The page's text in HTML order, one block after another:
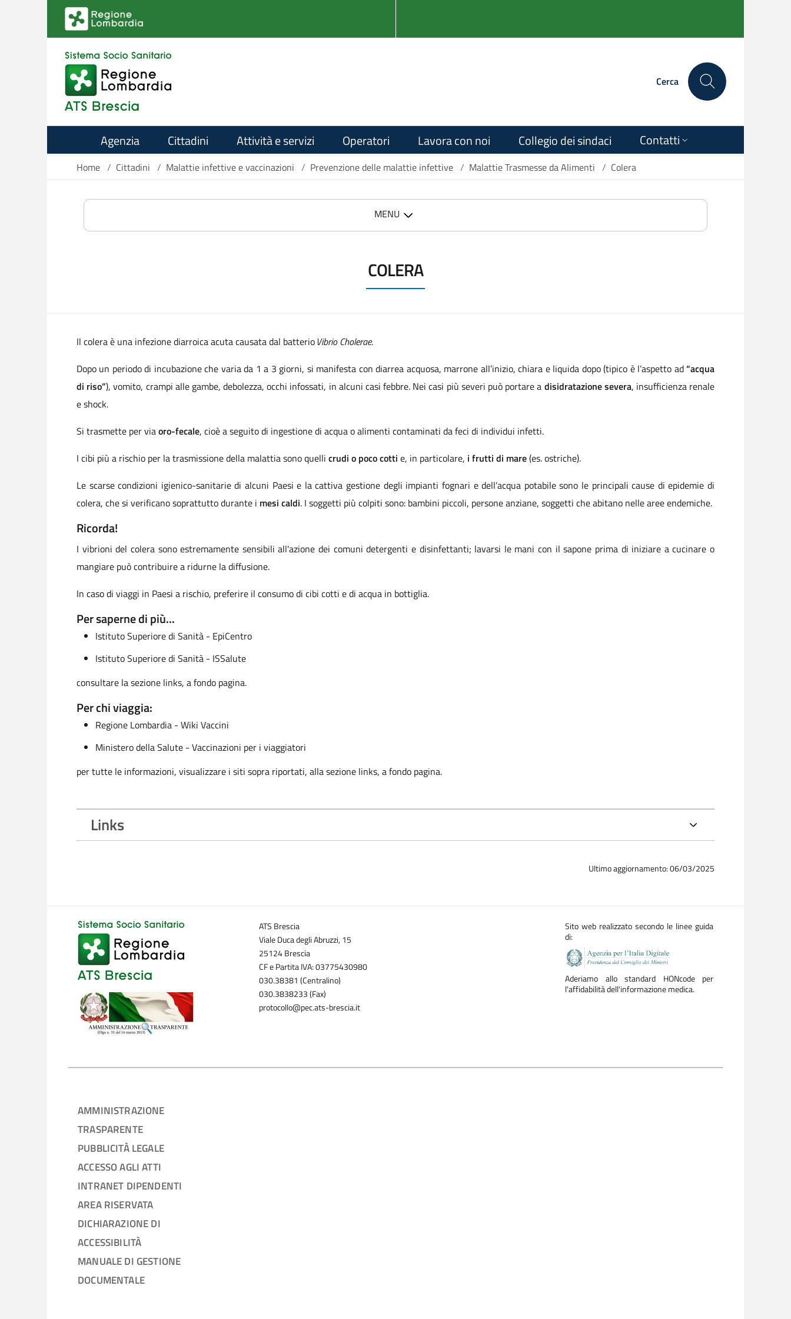
Salta al contenuto principale
Cerca
Agenzia Cittadini Attività e servizi Operatori Lavora con noi Collegio dei sindaci Contatti
Home / Cittadini / Malattie infettive e vaccinazioni / Prevenzione delle malattie infettive / Malattie Trasmesse da Alimenti / Colera
MENU
COLERA
Il colera è una infezione diarroica acuta causata dal batterioVibrio Cholerae.
Dopo un periodo di incubazione che varia da 1 a 3 giorni, si manifesta con diarrea acquosa, marrone all’inizio, chiara e liquida dopo (tipico è l’aspetto ad“acqua
di riso”), vomito, crampi alle gambe, debolezza, occhi infossati, in alcuni casi febbre. Nei casi più severi può portare a disidratazione severa, insufficienza renale
e shock.
Si trasmette per viaoro-fecale, cioè a seguito di ingestione di acqua o alimenti contaminati da feci di individui infetti.
I cibi più a rischio per la trasmissione della malattia sono quelli crudi o poco cotti e, in particolare, i frutti di mare(es. ostriche).
Le scarse condizioni igienico-sanitarie di alcuni Paesi e la cattiva gestione degli impianti fognari e dell’acqua potabile sono le principali cause di epidemie di
colera, che si verificano soprattutto durante i mesi caldi. I soggetti più colpiti sono: bambini piccoli, persone anziane, soggetti che abitano nelle aree endemiche.
Ricorda!
I vibrioni del colera sono estremamente sensibili all'azione dei comuni detergenti e disinfettanti; lavarsi le mani con il sapone prima di iniziare a cucinare o
mangiare può contribuire a ridurne la diffusione.
In caso di viaggi in Paesi a rischio, preferire il consumo di cibi cotti e di acqua in bottiglia.
Per saperne di più...
Istituto Superiore di Sanità - EpiCentro
Istituto Superiore di Sanità - ISSalute
consultare la sezione links, a fondo pagina.
Per chi viaggia:
Regione Lombardia - Wiki Vaccini
Ministero della Salute - Vaccinazioni per i viaggiatori
per tutte le informazioni, visualizzare i siti sopra riportati, alla sezione links, a fondo pagina.
Links
Ultimo aggiornamento: 06/03/2025
ATS Brescia
Viale Duca degli Abruzzi, 15
25124 Brescia
CF e Partita IVA: 03775430980
030.38381 (Centralino)
030.3838233 (Fax)
protocollo@pec.ats-brescia.it
Sito web realizzato secondo le linee guida
di:
Aderiamo allo standard HONcode per
l'affidabilità dell'informazione medica.
AMMINISTRAZIONE
TRASPARENTE
PUBBLICITÀ LEGALE
ACCESSO AGLI ATTI
INTRANET DIPENDENTI
AREA RISERVATA
DICHIARAZIONE DI
ACCESSIBILITÀ
MANUALE DI GESTIONE
DOCUMENTALE